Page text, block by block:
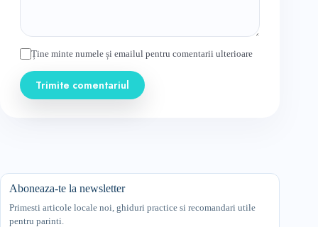
Ține minte numele și emailul pentru comentarii ulterioare
Trimite comentariul
Aboneaza-te la newsletter
Primesti articole locale noi, ghiduri practice si recomandari utile
pentru parinti.